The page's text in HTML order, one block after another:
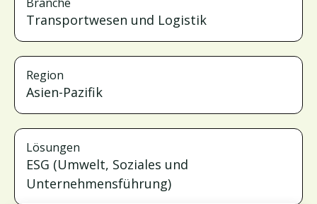
Transportwesen und Logistik
Region
Asien-Pazifik
Lösungen
ESG (Umwelt, Soziales und
Unternehmensführung)